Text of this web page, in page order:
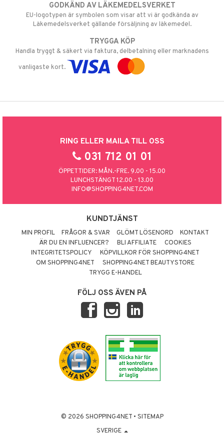
GODKÄND AV LÄKEMEDELSVERKET
EU-logotypen är symbolen som visar att vi är godkända av
Läkemedelsverket gällande försäljning av läkemedel.
TRYGGA KÖP
Handla tryggt & säkert via faktura, delbetalning eller marknadens
vanligaste kort.
RING ELLER MAILA TILL OSS
031 712 01 01
ÖPPETTIDER: MÅN.-FRE. 9.00 - 15.00
LUNCHSTÄNGT 12.00 - 13.00
INFO@SHOPPING4NET.COM
KUNDTJÄNST
MIN PROFIL FRÅGOR & SVAR GLÖMT LÖSENORD
KONTAKT
ÄR DU EN INFLUENCER?
BLI AFFILIATE
COOKIES
INTEGRITETSPOLICY
KÖPVILLKOR FÖR SHOPPING4NET
OM SHOPPING4NET
SHOPPING4NET BEAUTYSTORE
TRYGG E-HANDEL
FÖLJ OSS ÄVEN PÅ
© 2026 SHOPPING4NET • SITEMAP
SVERIGE